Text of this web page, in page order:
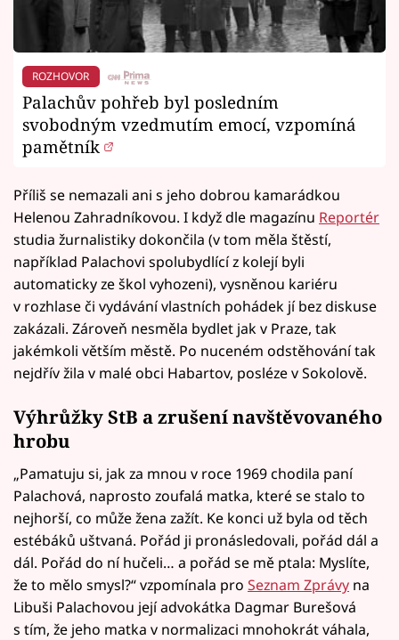
ROZHOVOR
Palachův pohřeb byl posledním
svobodným vzedmutím emocí, vzpomíná
pamětník
Příliš se nemazali ani s jeho dobrou kamarádkou
Helenou Zahradníkovou. I když dle magazínu Reportér
studia žurnalistiky dokončila (v tom měla štěstí,
například Palachovi spolubydlící z kolejí byli
automaticky ze škol vyhozeni), vysněnou kariéru
v rozhlase či vydávání vlastních pohádek jí bez diskuse
zakázali. Zároveň nesměla bydlet jak v Praze, tak
jakémkoli větším městě. Po nuceném odstěhování tak
nejdřív žila v malé obci Habartov, posléze v Sokolově.
Výhrůžky StB a zrušení navštěvovaného
hrobu
„Pamatuju si, jak za mnou v roce 1969 chodila paní
Palachová, naprosto zoufalá matka, které se stalo to
nejhorší, co může žena zažít. Ke konci už byla od těch
estébáků uštvaná. Pořád ji pronásledovali, pořád dál a
dál. Pořád do ní hučeli… a pořád se mě ptala: Myslíte,
že to mělo smysl?“ vzpomínala pro Seznam Zprávy na
Libuši Palachovou její advokátka Dagmar Burešová
s tím, že jeho matka v normalizaci mnohokrát váhala,